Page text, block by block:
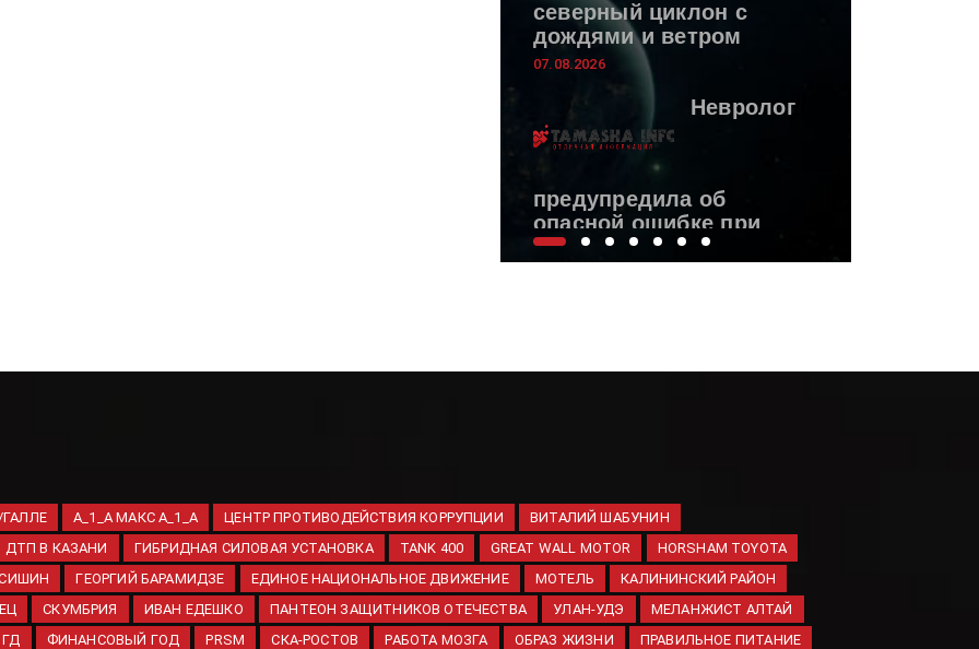
северный циклон с
дождями и ветром
07.08.2026
Невролог
предупредила об
опасной ошибке при
инсульте
чтобы
нужно попробовать
07.08.2026
Кобра:
Пленные
ВСУ под
A_1_A МАКС A_1_A ЦЕНТР ПРОТИВОДЕЙСТВИЯ КОРРУПЦИИ
ВИТАЛИЙ ШАБУНИН
ДТП В КАЗАНИ
ГИБРИДНАЯ СИЛОВАЯ УСТАНОВКА TANK 400 GREAT WALL MOTOR
HORSHAM TOYOTA
ГЕОРГИЙ БАРАМИДЗЕ ЕДИНОЕ НАЦИОНАЛЬНОЕ ДВИЖЕНИЕ МОТЕЛЬ
КАЛИНИНСКИЙ РАЙОН
СКУМБРИЯ ИВАН ЕДЕШКО ПАНТЕОН ЗАЩИТНИКОВ ОТЕЧЕСТВА УЛАН-УДЭ
МЕЛАНЖИСТ АЛТАЙ
ГД
ФИНАНСОВЫЙ ГОД PRSM СКА-РОСТОВ РАБОТА МОЗГА ОБРАЗ ЖИЗНИ
ПРАВИЛЬНОЕ ПИТАНИЕ